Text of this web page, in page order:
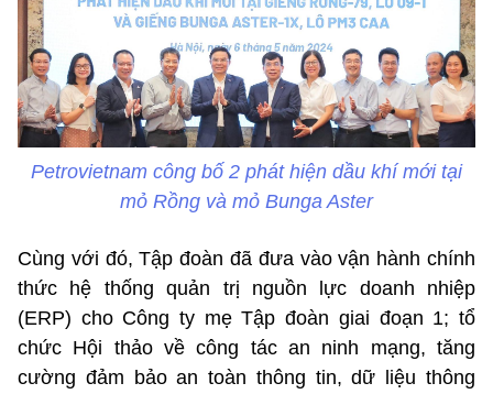
Petrovietnam công bố 2 phát hiện dầu khí mới tại
mỏ Rồng và mỏ Bunga Aster
Cùng với đó, Tập đoàn đã đưa vào vận hành chính
thức hệ thống quản trị nguồn lực doanh nhiệp
(ERP) cho Công ty mẹ Tập đoàn giai đoạn 1; tổ
chức Hội thảo về công tác an ninh mạng, tăng
cường đảm bảo an toàn thông tin, dữ liệu thông